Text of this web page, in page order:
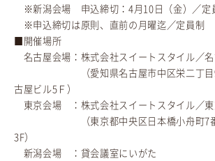
※新潟会場 申込締切：4月10日（金）／定
※申込締切は原則、直前の月曜迄／定員制
■開催場所
名古屋会場：株式会社スイートスタイル／
（愛知県名古屋市中区栄二丁目9
古屋ビル5Ｆ）
東京会場 ：株式会社スイートスタイル／
（東京都中央区日本橋小舟町7番
3F）
新潟会場 ：貸会議室にいがた